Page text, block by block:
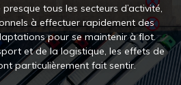
Nouvelles
Procure-To-Pay
tous les secteurs d’activité,
à effectuer rapidement des
pour se maintenir à flot.
et de la logistique, les effets de
particulièrement fait sentir.